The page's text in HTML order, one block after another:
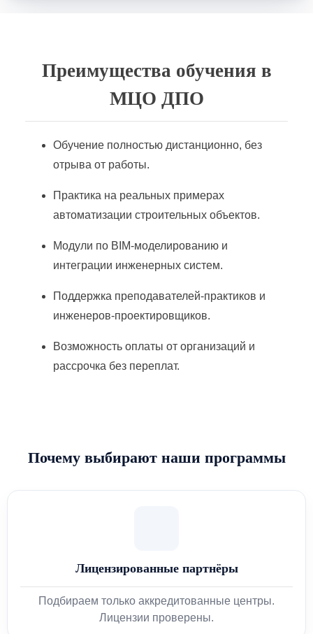
Преимущества обучения в
МЦО ДПО
Обучение полностью дистанционно, без
отрыва от работы.
Практика на реальных примерах
автоматизации строительных объектов.
Модули по BIM-моделированию и
интеграции инженерных систем.
Поддержка преподавателей-практиков и
инженеров-проектировщиков.
Возможность оплаты от организаций и
рассрочка без переплат.
Почему выбирают наши программы
Лицензированные партнёры
Подбираем только аккредитованные центры.
Лицензии проверены.